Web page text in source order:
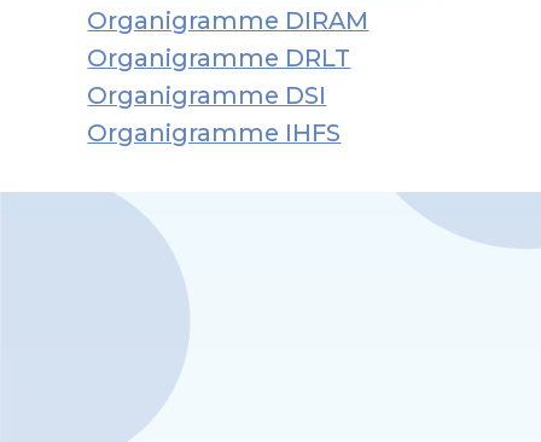
Organigramme DIRAM
Organigramme DRLT
Organigramme DSI
Organigramme IHFS